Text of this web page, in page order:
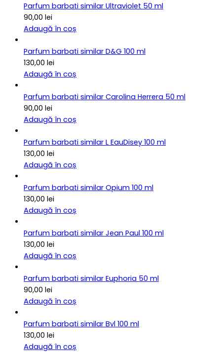
Parfum barbati similar Ultraviolet 50 ml
90,00 lei
Adaugă în coș
Parfum barbati similar D&G 100 ml
130,00 lei
Adaugă în coș
Parfum barbati similar Carolina Herrera 50 ml
90,00 lei
Adaugă în coș
Parfum barbati similar L EauDisey 100 ml
130,00 lei
Adaugă în coș
Parfum barbati similar Opium 100 ml
130,00 lei
Adaugă în coș
Parfum barbati similar Jean Paul 100 ml
130,00 lei
Adaugă în coș
Parfum barbati similar Euphoria 50 ml
90,00 lei
Adaugă în coș
Parfum barbati similar Bvl 100 ml
130,00 lei
Adaugă în coș